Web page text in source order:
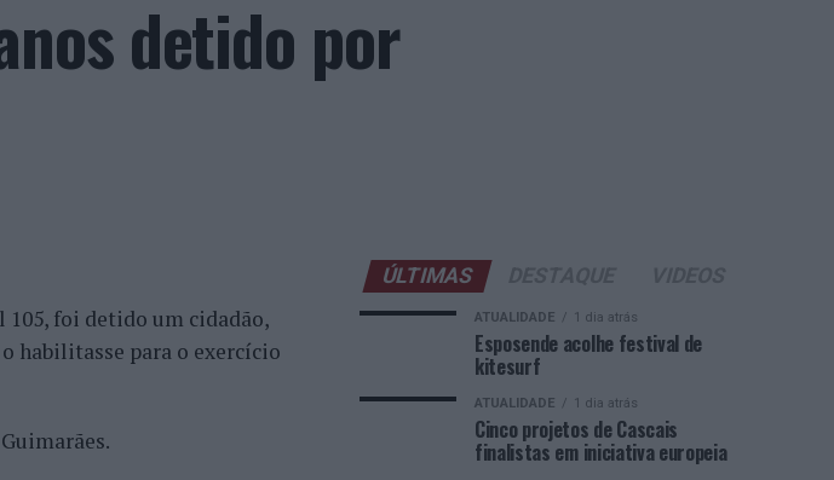
detido por
105, foi detido um cidadão,
habilitasse para o exercício
ÚLTIMAS
ATUALIDADE 1 dia atrás
Esposende acolhe festival de
kitesurf
ATUALIDADE 1 dia atrás
Cinco projetos de Cascais
finalistas em iniciativa europeia